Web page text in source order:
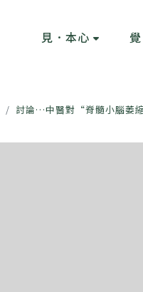
見．本心
討論…中醫對“脊髓小腦萎